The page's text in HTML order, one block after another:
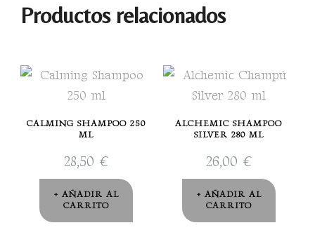
Productos relacionados
CALMING SHAMPOO 250
ML
28,50 €
AÑADIR AL
CARRITO
ALCHEMIC SHAMPOO
SILVER 280 ML
26,00 €
AÑADIR AL
CARRITO